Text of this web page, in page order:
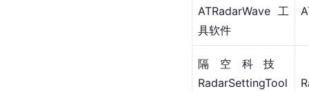
ATRadarWave 工
具软件
隔空科技
RadarSettingTool